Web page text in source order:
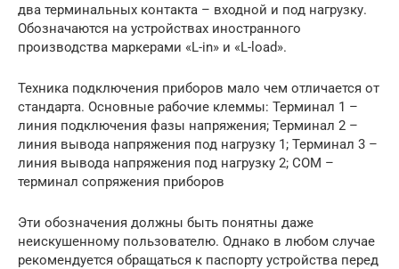
два терминальных контакта – входной и под нагрузку.
Обозначаются на устройствах иностранного
производства маркерами «L-in» и «L-load».
Техника подключения приборов мало чем отличается от
стандарта. Основные рабочие клеммы: Терминал 1 –
линия подключения фазы напряжения; Терминал 2 –
линия вывода напряжения под нагрузку 1; Терминал 3 –
линия вывода напряжения под нагрузку 2; СОМ –
терминал сопряжения приборов
Эти обозначения должны быть понятны даже
неискушенному пользователю. Однако в любом случае
рекомендуется обращаться к паспорту устройства перед